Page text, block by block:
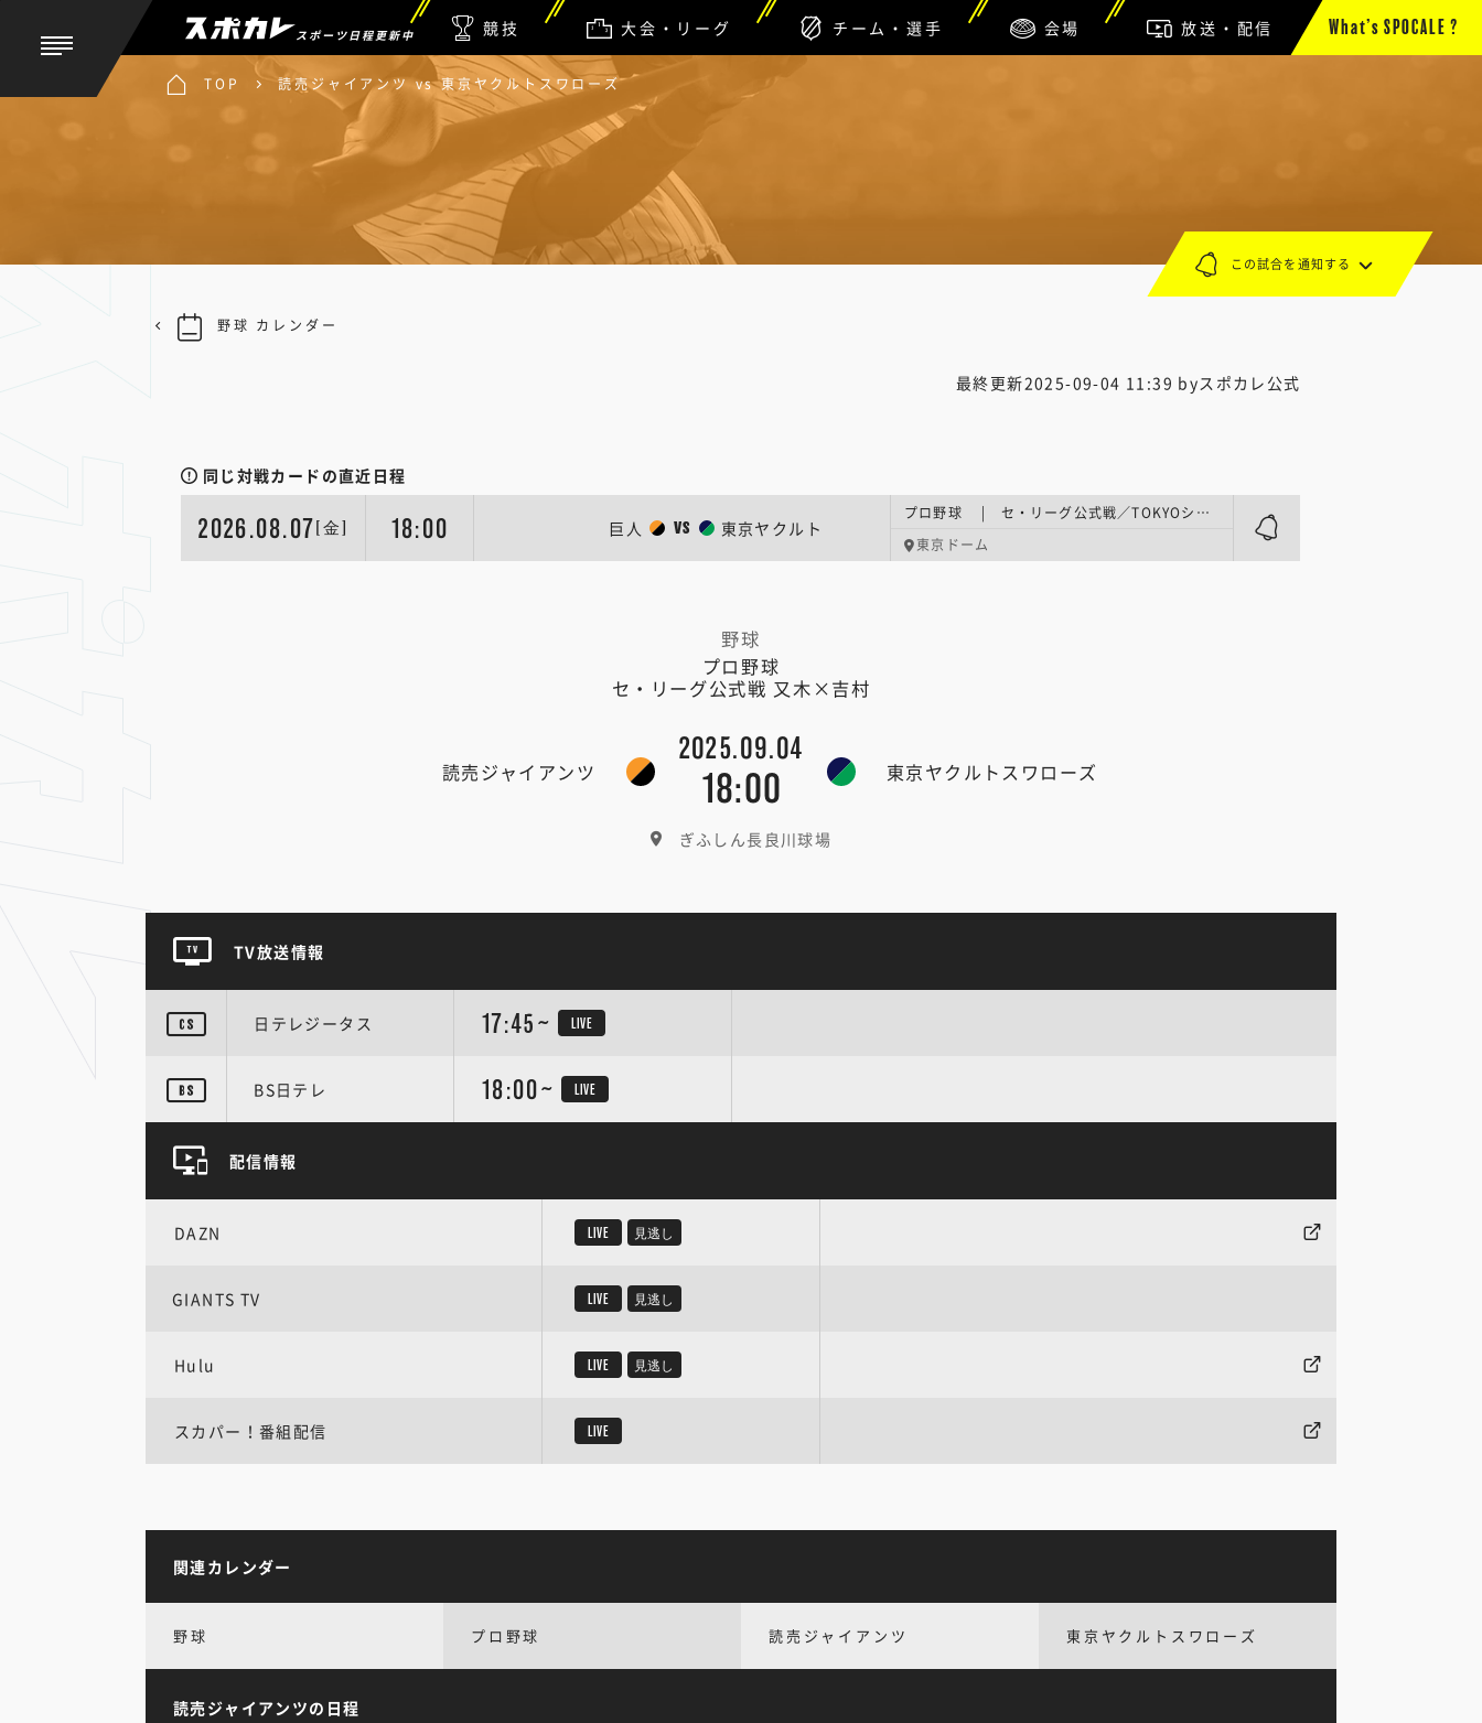
スポーツ日程更新中 競技 大会・リーグ チーム・選手 会場 放送・配信 What’s SPOCALE ?
TOP 読売ジャイアンツ vs 東京ヤクルトスワローズ
最終更新2025-09-04 11:39 byスポカレ公式
同じ対戦カードの直近日程
2026.08.07 [金] 18:00 巨人 VS 東京ヤクルト
プロ野球 | セ・リーグ公式戦／TOKYOシリーズ、夏のKIDS FES
東京ドーム
野球
プロ野球
セ・リーグ公式戦 又木×吉村
読売ジャイアンツ
2025.09.04
18:00 東京ヤクルトスワローズ
ぎふしん長良川球場
この試合を通知する
野球 カレンダー
TV放送情報
日テレジータス 17:45~ LIVE
BS日テレ 18:00~ LIVE
配信情報
DAZN LIVE 見逃し
GIANTS TV LIVE 見逃し
Hulu LIVE 見逃し
スカパー！番組配信 LIVE
関連カレンダー
野球 プロ野球 読売ジャイアンツ 東京ヤクルトスワローズ
読売ジャイアンツの日程